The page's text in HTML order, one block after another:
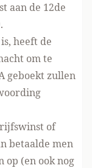
aan de 12de
heeft de
om te
geboekt zullen
of
betaalde men
op (en ook nog